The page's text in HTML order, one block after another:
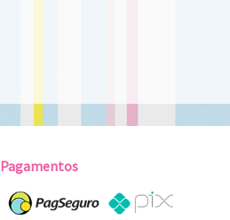
Pagamentos